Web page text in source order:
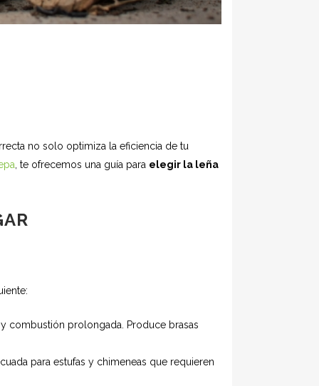
no solo optimiza la eficiencia de tu
, te ofrecemos una guía para elegir la leña
combustión prolongada. Produce brasas
para estufas y chimeneas que requieren